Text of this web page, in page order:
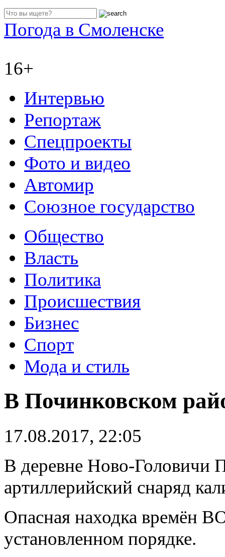
Погода в Смоленске
16+
Интервью
Репортаж
Спецпроекты
Фото и видео
Автомир
Союзное государство
Общество
Власть
Политика
Происшествия
Бизнес
Спорт
Мода и стиль
В Починковском
17.08.2017, 22:05
В деревне Ново-Головичи
артиллерийский снаряд
Опасная находка времён
установленном порядке.